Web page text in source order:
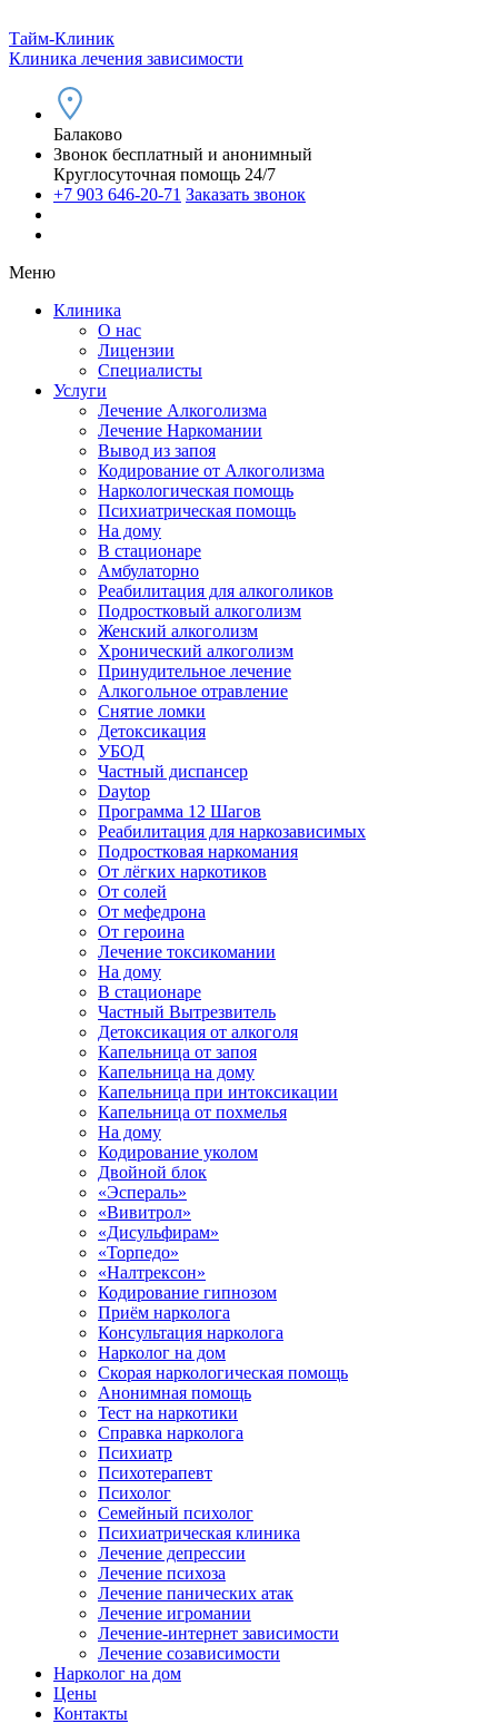
Тайм-Клиник
Клиника лечения зависимости
Балаково
Звонок бесплатный и анонимный
Круглосуточная помощь 24/7
+7 903 646-20-71 Заказать звонок
Меню
Клиника
О нас
Лицензии
Специалисты
Услуги
Лечение Алкоголизма
Лечение Наркомании
Вывод из запоя
Кодирование от Алкоголизма
Наркологическая помощь
Психиатрическая помощь
На дому
В стационаре
Амбулаторно
Реабилитация для алкоголиков
Подростковый алкоголизм
Женский алкоголизм
Хронический алкоголизм
Принудительное лечение
Алкогольное отравление
Снятие ломки
Детоксикация
УБОД
Частный диспансер
Daytop
Программа 12 Шагов
Реабилитация для наркозависимых
Подростковая наркомания
От лёгких наркотиков
От солей
От мефедрона
От героина
Лечение токсикомании
На дому
В стационаре
Частный Вытрезвитель
Детоксикация от алкоголя
Капельница от запоя
Капельница на дому
Капельница при интоксикации
Капельница от похмелья
На дому
Кодирование уколом
Двойной блок
«Эспераль»
«Вивитрол»
«Дисульфирам»
«Торпедо»
«Налтрексон»
Кодирование гипнозом
Приём нарколога
Консультация нарколога
Нарколог на дом
Скорая наркологическая помощь
Анонимная помощь
Тест на наркотики
Справка нарколога
Психиатр
Психотерапевт
Психолог
Семейный психолог
Психиатрическая клиника
Лечение депрессии
Лечение психоза
Лечение панических атак
Лечение игромании
Лечение-интернет зависимости
Лечение созависимости
Нарколог на дом
Цены
Контакты